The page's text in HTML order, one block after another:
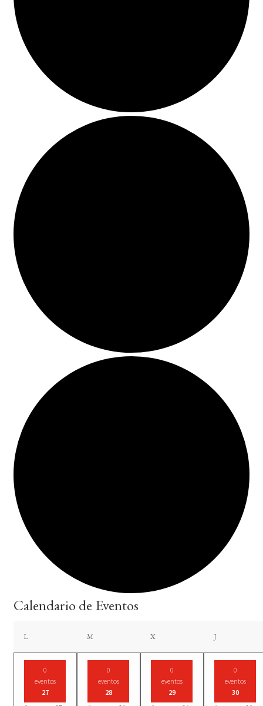
Calendario de Eventos
Llunes Mmartes Xmiércoles Jjueves
0
eventos
27
0
eventos
28
0
eventos
29
0
eventos
30